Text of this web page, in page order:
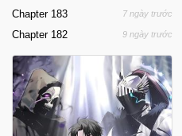
Chapter 183 7 ngày trước
Chapter 182 9 ngày trước